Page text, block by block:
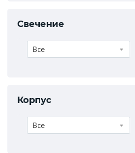
Свечение
Все
Корпус
Все